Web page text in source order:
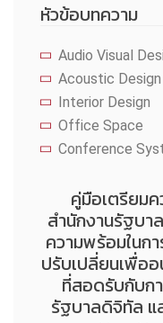
หัวข้อบทความ
Audio Visual
Acoustic Design
Interior Design
Office Space
Conference
คู่มือเตรียม
สำนักงานรัฐบา
ความพร้อมในก
ปรับเปลี่ยนเพื่อ
ที่สอดรับกับก
รัฐบาลดิจิทัล แ